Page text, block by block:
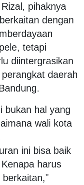
pihaknya
dengan
tetapi
diintergrasikan
daerah
bukan hal yang
wali kota
ini bisa baik
harus
berkaitan,"